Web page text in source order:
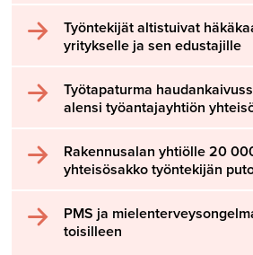
Työntekijät altistuivat
yritykselle ja sen edustajille
Työtapaturma
alensi työantajayhtiön
Rakennusalan yhtiölle 20
yhteisösakko työntekijän
PMS ja
toisilleen